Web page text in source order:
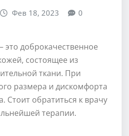
Фев 18, 2023 0
это доброкачественное
состоящее из
ткани. При
размера и дискомфорта
Стоит обратиться к врачу
терапии.